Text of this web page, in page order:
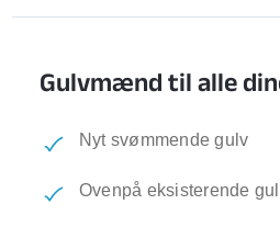
Gulvmænd til alle
Nyt svømmende gulv
Ovenpå eksisterende